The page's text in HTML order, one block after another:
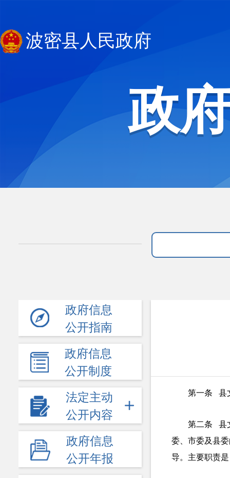
波密县人民政府
政
政府信息
公开指南
政府信息
公开制度
法定主动
公开内容
政府信息
公开年报
第一条 县
第二条 县
委、市委及县
导。主要职责